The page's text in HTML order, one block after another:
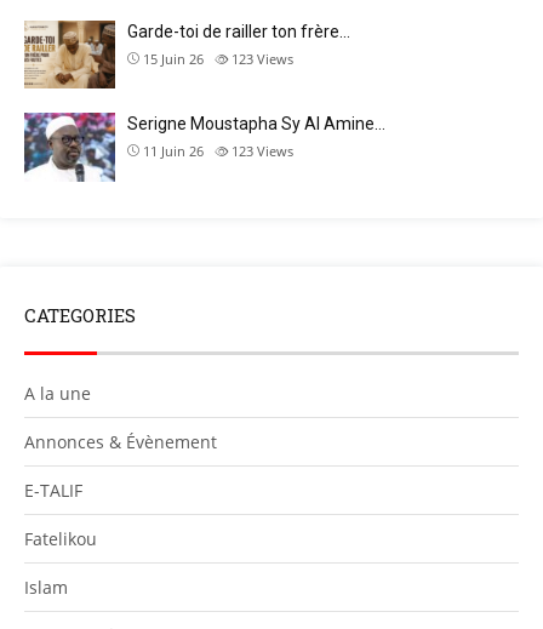
Garde-toi de railler ton frère…
15 Juin 26 123 Views
Serigne Moustapha Sy Al Amine…
11 Juin 26 123 Views
CATEGORIES
A la une
Annonces & Évènement
E-TALIF
Fatelikou
Islam